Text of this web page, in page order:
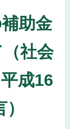
助金
社会
成16